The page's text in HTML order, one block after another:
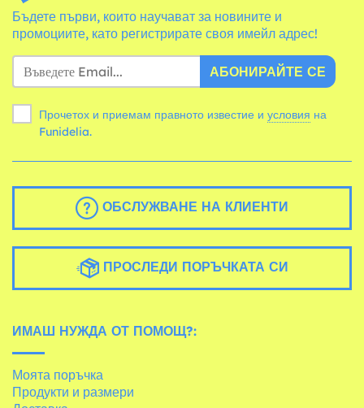
Бъдете първи, които научават за новините и
промоциите, като регистрирате своя имейл адрес!
АБОНИРАЙТЕ СЕ
Прочетох и приемам правното известие и условия
Funidelia.
ОБСЛУЖВАНЕ НА КЛИЕНТИ
ПРОСЛЕДИ ПОРЪЧКАТА СИ
ИМАШ НУЖДА ОТ ПОМОЩ?:
Моята поръчка
Продукти и размери